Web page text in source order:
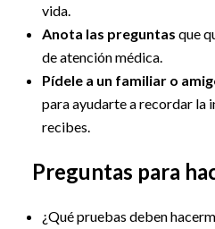
vida.
Anota las preguntas que
de atención médica.
Pídele a un familiar o
para ayudarte a recordar la
recibes.
Preguntas para
¿Qué pruebas deben